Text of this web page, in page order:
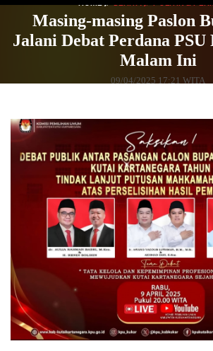
navigation
Masing-masing Paslon
Jalani Debat Perdana PSU
Malam Ini
09/04/2025 17:21 WITA